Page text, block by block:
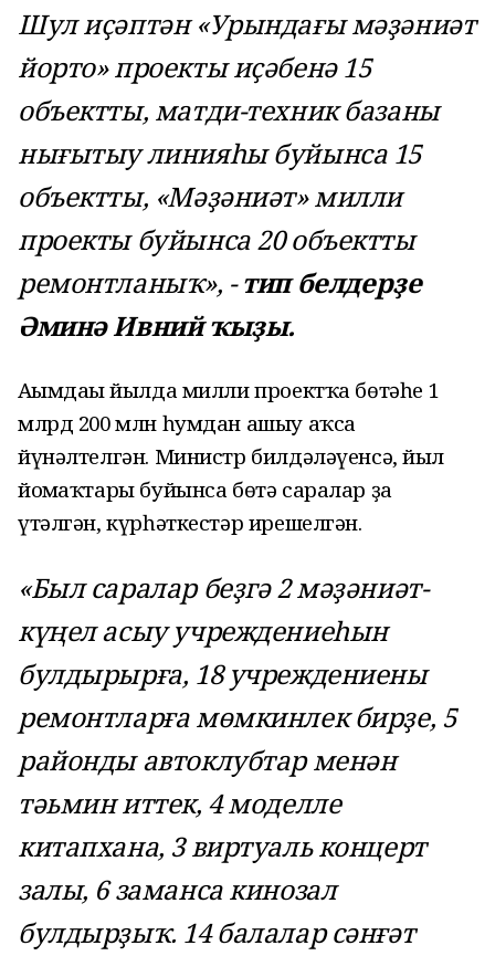
Шул иҫәптән «Урындағы мәҙәниәт
йорто» проекты иҫәбенә 15
объектты, матди-техник базаны
нығытыу линияһы буйынса 15
объектты, «Мәҙәниәт» милли
проекты буйынса 20 объектты
ремонтланыҡ», -тип белдерҙе
Әминә Ивний ҡыҙы.
Ағымдағы йылда милли проектҡа бөтәһе 1
млрд 200 млн һумдан ашыу аҡса
йүнәлтелгән. Министр билдәләүенсә, йыл
йомғаҡтары буйынса бөтә саралар ҙа
үтәлгән, күрһәткестәр ирешелгән.
«Был саралар беҙгә 2 мәҙәниәт-
күңел асыу учреждениеһын
булдырырға, 18 учреждениены
ремонтларға мөмкинлек бирҙе, 5
районды автоклубтар менән
тәьмин иттек, 4 моделле
китапхана, 3 виртуаль концерт
залы, 6 заманса кинозал
булдырҙыҡ. 14 балалар сәнғәт